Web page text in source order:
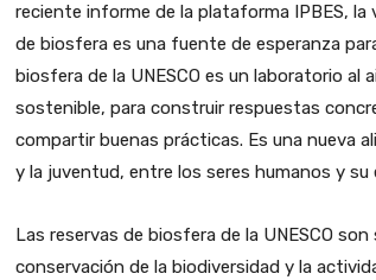
reciente informe de la plataforma IPBES, la
de biosfera es una fuente de esperanza
biosfera de la UNESCO es un laboratorio al
sostenible, para construir respuestas
compartir buenas prácticas. Es una nueva
y la juventud, entre los seres humanos y su
Las reservas de biosfera de la UNESCO
conservación de la biodiversidad y la